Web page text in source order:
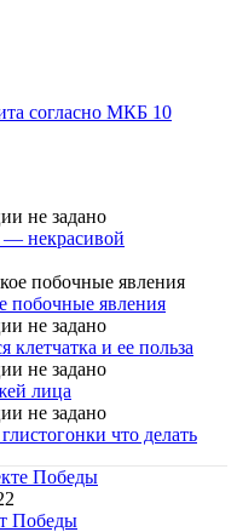
согласно МКБ 10
— некрасивой
побочные явления
клетчатка и ее польза
лица
что делать
Победы
Победы